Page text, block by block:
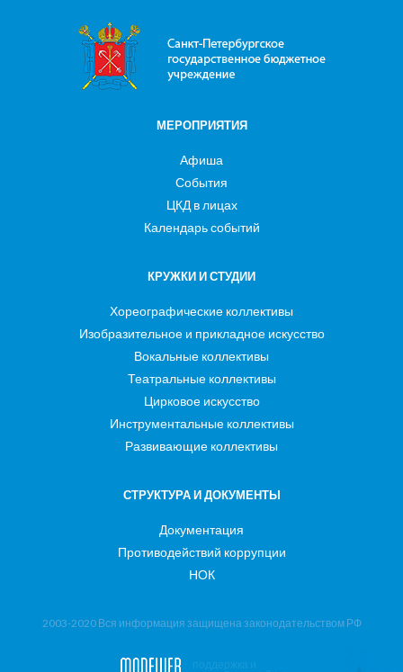
МЕРОПРИЯТИЯ
Афиша
События
ЦКД в лицах
Календарь событий
КРУЖКИ И СТУДИИ
Хореографические коллективы
Изобразительное и прикладное искусство
Вокальные коллективы
Театральные коллективы
Цирковое искусство
Инструментальные коллективы
Развивающие коллективы
СТРУКТУРА И ДОКУМЕНТЫ
Документация
Противодействий коррупции
НОК
2003-2020 Вся информация защищена законодательством РФ
поддержка и